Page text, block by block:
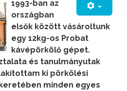
1993-ban az
országban
elsők között vásároltunk
egy 12kg-os Probat
kávépörkölő gépet.
és tanulmányutak
ki pörkölési
minden egyes